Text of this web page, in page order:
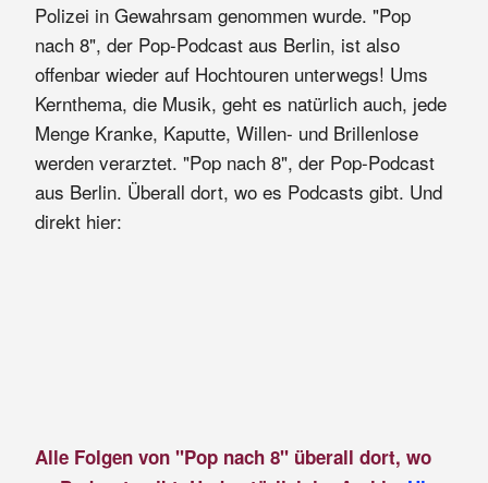
Polizei in Gewahrsam genommen wurde. "Pop
nach 8", der Pop-Podcast aus Berlin, ist also
offenbar wieder auf Hochtouren unterwegs! Ums
Kernthema, die Musik, geht es natürlich auch, jede
Menge Kranke, Kaputte, Willen- und Brillenlose
werden verarztet. "Pop nach 8", der Pop-Podcast
aus Berlin. Überall dort, wo es Podcasts gibt. Und
direkt hier:
Alle Folgen von "Pop nach 8" überall dort, wo